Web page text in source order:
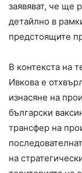
заявяват, че ще
детайлно в
предстоящите
В контекста на
Ивкова е
изнасяне на
български
трансфер на
на